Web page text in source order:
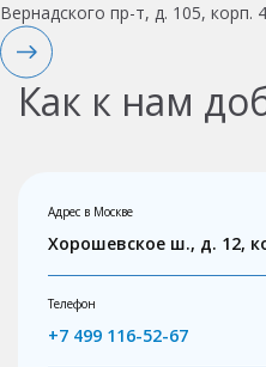
Вернадского пр-т, д. 105, корп. 4
Как к нам
Адрес в Москве
Хорошевское ш., д. 12,
Телефон
+7 499 116-52-67